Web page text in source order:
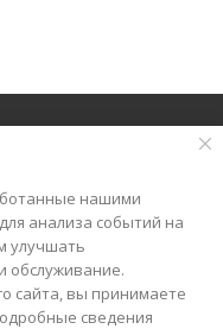
КОНТАКТЫ
нашими
анализа событий на
улучшать
обслуживание.
сайта, вы принимаете
сведения